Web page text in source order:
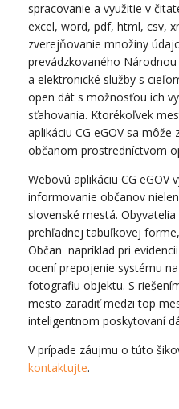
spracovanie a využitie v
excel, word, pdf, html, csv,
zverejňovanie množiny
prevádzkovaného
a elektronické služby s
open dát s možnosťou ich
sťahovania. Ktorékoľvek
aplikáciu CG eGOV sa
občanom prostredníctvom
Webovú aplikáciu CG eGOV
informovanie občanov
slovenské mestá.
prehľadnej tabuľkovej
Občan napríklad pri
ocení prepojenie systému
fotografiu objektu. S
mesto zaradiť medzi top
inteligentnom poskytovaní
V prípade záujmu o túto
kontaktujte.